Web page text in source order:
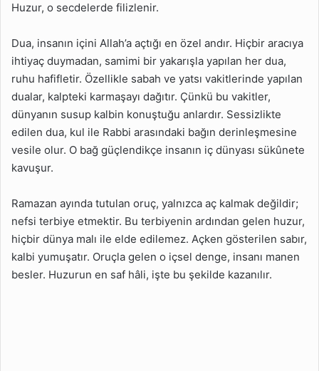
Huzur, o secdelerde filizlenir.
Dua, insanın içini Allah’a açtığı en özel andır. Hiçbir aracıya
ihtiyaç duymadan, samimi bir yakarışla yapılan her dua,
ruhu hafifletir. Özellikle sabah ve yatsı vakitlerinde yapılan
dualar, kalpteki karmaşayı dağıtır. Çünkü bu vakitler,
dünyanın susup kalbin konuştuğu anlardır. Sessizlikte
edilen dua, kul ile Rabbi arasındaki bağın derinleşmesine
vesile olur. O bağ güçlendikçe insanın iç dünyası sükûnete
kavuşur.
Ramazan ayında tutulan oruç, yalnızca aç kalmak değildir;
nefsi terbiye etmektir. Bu terbiyenin ardından gelen huzur,
hiçbir dünya malı ile elde edilemez. Açken gösterilen sabır,
kalbi yumuşatır. Oruçla gelen o içsel denge, insanı manen
besler. Huzurun en saf hâli, işte bu şekilde kazanılır.